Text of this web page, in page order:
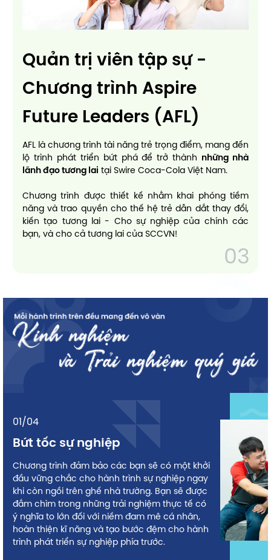
Quản trị viên tập sự -
Chương trình Aspire
Future Leaders (AFL)
AFL là chương trình tài năng trẻ trọng điểm, mang đến
lộ trình phát triển bứt phá để trở thành những nhà
lãnh đạo tương lai tại Swire Coca-Cola Việt Nam.
Chương trình được thiết kế nhằm khai phóng tiềm
năng và trao quyền cho thế hệ trẻ dẫn dắt thay đổi,
kiến tạo tương lai - Cho sự nghiệp của chính các
bạn, và cho cả tương lai của SCCVN!
01/04
Bứt tốc sự nghiệp
Chương trình đảm bảo các bạn sẽ có một khởi
đầu vững chắc cho hành trình sự nghiệp ngay
khi còn ngồi trên ghế nhà trường. Bạn sẽ được
đắm chìm trong những trải nghiệm thực tế có
ý nghĩa to lớn đối với niềm đam mê cá nhân,
hoàn thiện kĩ năng và tạo bước đệm cho hành
trình phát triển sự nghiệp phía trước.